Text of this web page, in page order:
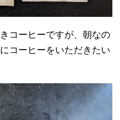
コーヒーですが、朝なの
コーヒーをいただきたい